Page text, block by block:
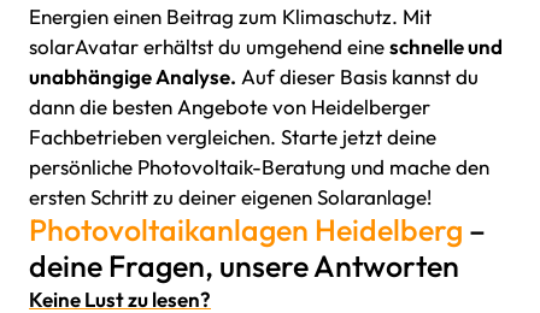
Energien einen Beitrag zum Klimaschutz. Mit
solarAvatar erhältst du umgehend eineschnelle und
unabhängige Analyse. Auf dieser Basis kannst du
dann die besten Angebote von Heidelberger
Fachbetrieben vergleichen. Starte jetzt deine
persönliche Photovoltaik-Beratung und mache den
ersten Schritt zu deiner eigenen Solaranlage!
Photovoltaikanlagen Heidelberg –
deine Fragen, unsere Antworten
Keine Lust zu lesen?